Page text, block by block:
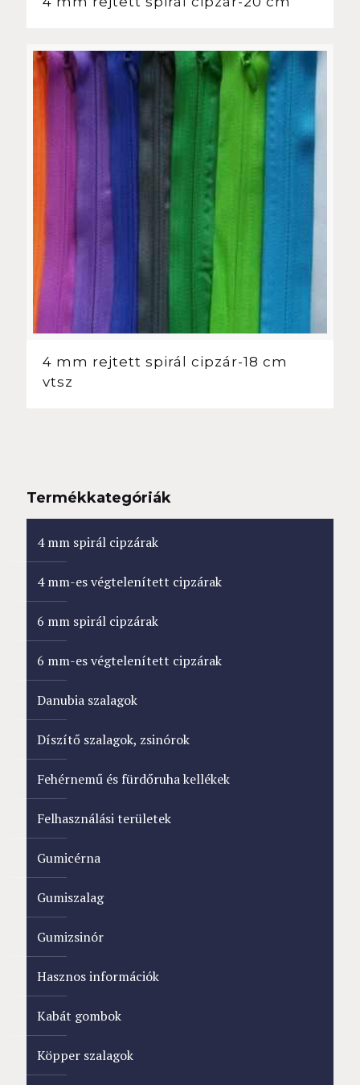
4 mm rejtett spirál cipzár-18 cm
vtsz
Termékkategóriák
4 mm spirál cipzárak
4 mm-es végtelenített cipzárak
6 mm spirál cipzárak
6 mm-es végtelenített cipzárak
Danubia szalagok
Díszítő szalagok, zsinórok
Fehérnemű és fürdőruha kellékek
Felhasználási területek
Gumicérna
Gumiszalag
Gumizsinór
Hasznos információk
Kabát gombok
Köpper szalagok